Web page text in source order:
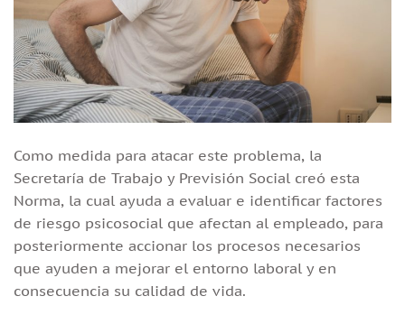
Como medida para atacar este problema, la
Secretaría de Trabajo y Previsión Social creó esta
Norma, la cual ayuda a evaluar e identificar factores
de riesgo psicosocial que afectan al empleado, para
posteriormente accionar los procesos necesarios
que ayuden a mejorar el entorno laboral y en
consecuencia su calidad de vida.